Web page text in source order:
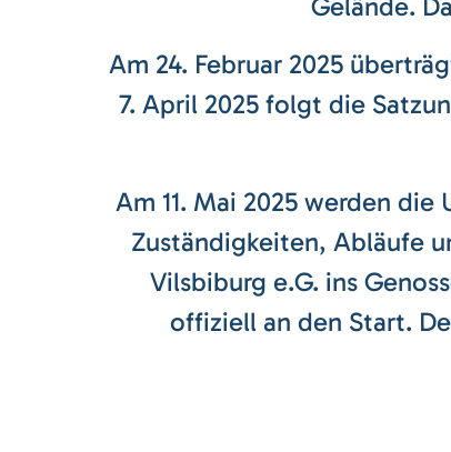
Am 24. Februar 2025
7. April 2025 folgt die
Am 11. Mai 2025 werden
Zuständigkeiten, Abläufe
Vilsbiburg e.G. ins
offiziell an den Start.